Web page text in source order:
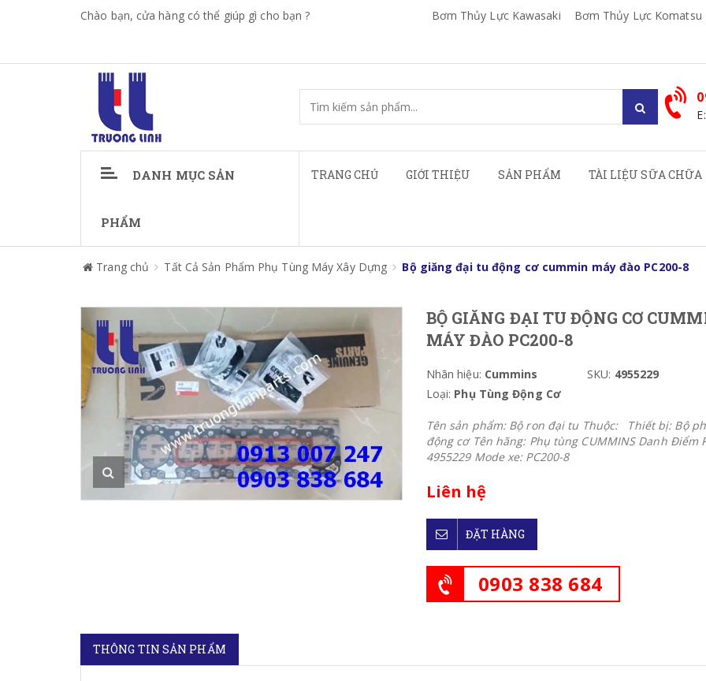
Chào bạn, cửa hàng có thể giúp gì cho bạn ? Bơm Thủy Lực Kawasaki Bơm Thủy Lực Komatsu
DANH MỤC SẢN
PHẨM
TRANG CHỦ GIỚI THIỆU SẢN PHẨM TÀI LIỆU SỮA CHỮA
Trang chủ Tất Cả Sản Phẩm Phụ Tùng Máy Xây Dựng Bộ giăng đại tu động cơ cummin máy đào PC200-8
BỘ GIĂNG ĐẠI TU ĐỘNG CƠ
MÁY ĐÀO PC200-8
Nhãn hiệu: Cummins SKU: 4955229
Loại: Phụ Tùng Động Cơ
Tên sản phẩm: Bộ ron đại tu Thuộc: Thiết bị: Bộ
động cơ Tên hãng: Phụ tùng CUMMINS Danh Điểm
4955229 Mode xe: PC200-8
Liên hệ
ĐẶT HÀNG
0903 838 684
THÔNG TIN SẢN PHẨM